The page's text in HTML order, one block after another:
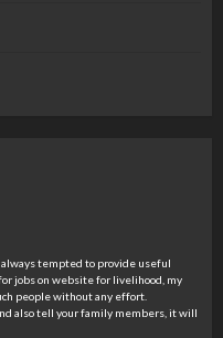
tempted to provide useful
jobs on website for livelihood, my
people without any effort.
also tell your family members, it will